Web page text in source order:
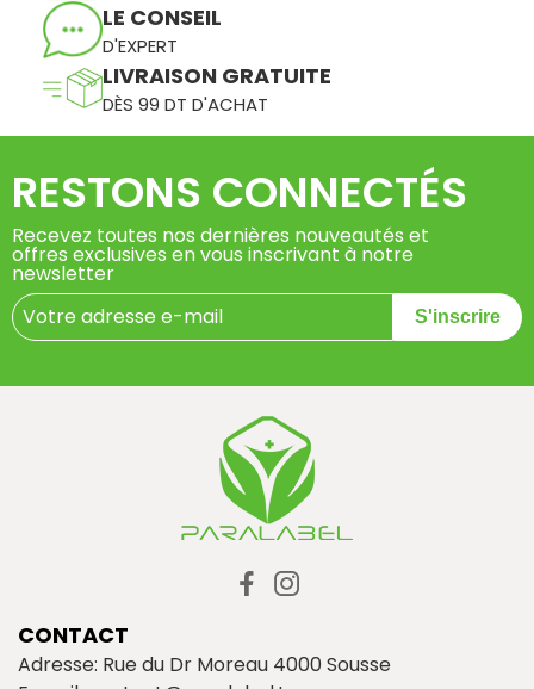
LE CONSEIL
D'EXPERT
LIVRAISON GRATUITE
DÈS 99 DT D'ACHAT
RESTONS CONNECTÉS
Recevez toutes nos dernières nouveautés et
offres exclusives en vous inscrivant à notre
newsletter
S'inscrire
CONTACT
Adresse: Rue du Dr Moreau 4000 Sousse